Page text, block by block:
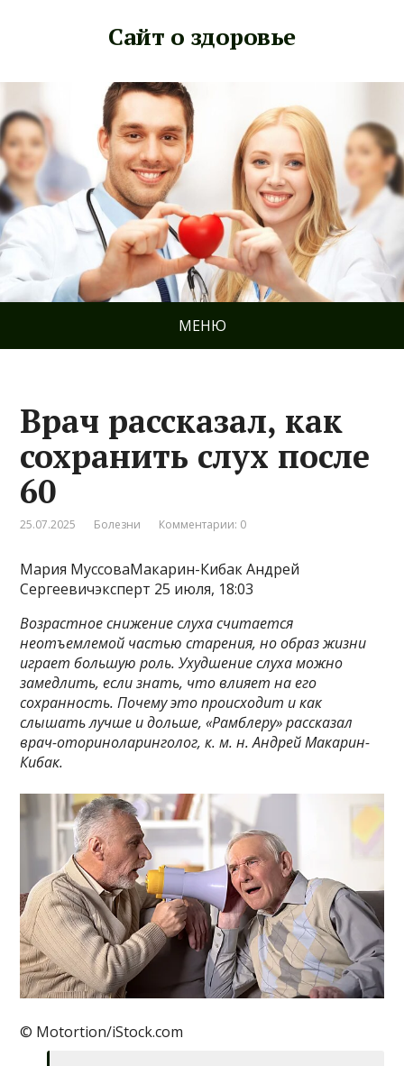
Сайт о здоровье
МЕНЮ
Врач рассказал, как
сохранить слух после
60
25.07.2025 Болезни Комментарии: 0
Мария МуссоваМакарин-Кибак Андрей
Сергеевичэксперт 25 июля, 18:03
Возрастное снижение слуха считается
неотъемлемой частью старения, но образ жизни
играет большую роль. Ухудшение слуха можно
замедлить, если знать, что влияет на его
сохранность. Почему это происходит и как
слышать лучше и дольше, «Рамблеру» рассказал
врач-оториноларинголог, к. м. н. Андрей Макарин-
Кибак.
© Motortion/iStock.com